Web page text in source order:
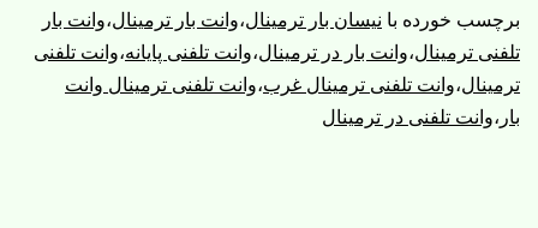
برچسب خورده با نیسان بار ترمینال،وانت بار ترمینال،وانت بار
تلفنی ترمینال،وانت بار در ترمینال،وانت تلفنی پایانه،وانت تلفنی
ترمینال،وانت تلفنی ترمینال غرب،وانت تلفنی ترمینال وانت
بار ،وانت تلفنی در ترمینال